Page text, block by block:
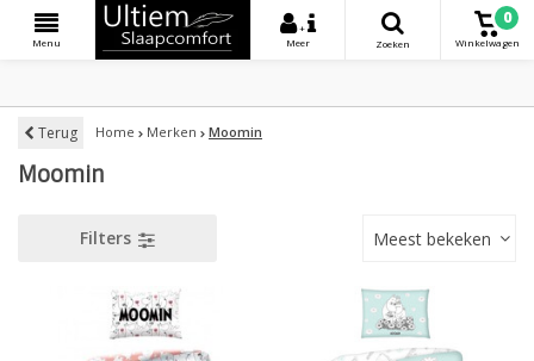
Menu
+
Meer
Zoeken
0
Winkelwagen
Terug Home Merken Moomin
Moomin
Filters Meest bekeken